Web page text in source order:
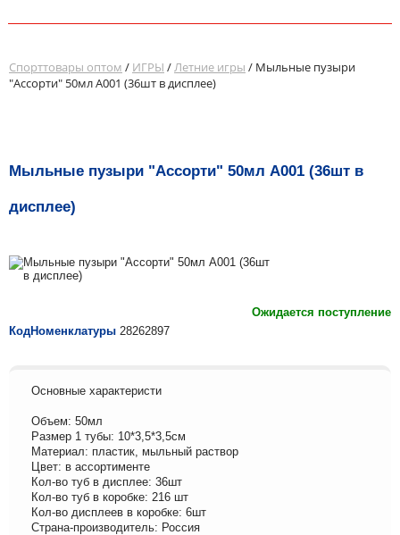
Спорттовары оптом / ИГРЫ /Летние игры / Мыльные пузыри
"Ассорти" 50мл А001 (36шт в дисплее)
Мыльные пузыри "Ассорти" 50мл А001 (36шт в
дисплее)
Ожидается поступление
КодНоменклатуры 28262897
Основные характеристи
Объем: 50мл
Размер 1 тубы: 10*3,5*3,5см
Материал: пластик, мыльный раствор
Цвет: в ассортименте
Кол-во туб в дисплее: 36шт
Кол-во туб в коробке: 216 шт
Кол-во дисплеев в коробке: 6шт
Страна-производитель: Россия